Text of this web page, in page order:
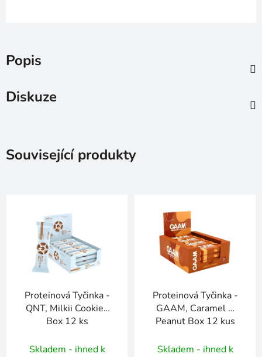
Popis
Diskuze
Související produkty
Proteinová Tyčinka -
QNT, Milkii Cookies
Box 12 ks
Skladem - ihned k
Proteinová Tyčinka -
GAAM, Caramel &
Peanut Box 12 kus
Skladem - ihned k